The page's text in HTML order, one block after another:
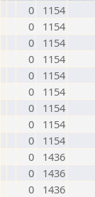
0
1154
0
1154
0
1154
0
1154
0
1154
0
1154
0
1154
0
1154
0
1154
0
1436
0
1436
0
1436